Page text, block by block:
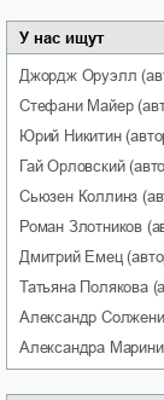
У нас ищут
Джордж Оруэлл
Стефани Майер
Юрий Никитин
Гай Орловский
Сьюзен Коллинз
Роман Злотников
Дмитрий Емец
Татьяна Полякова
Александр
Александра